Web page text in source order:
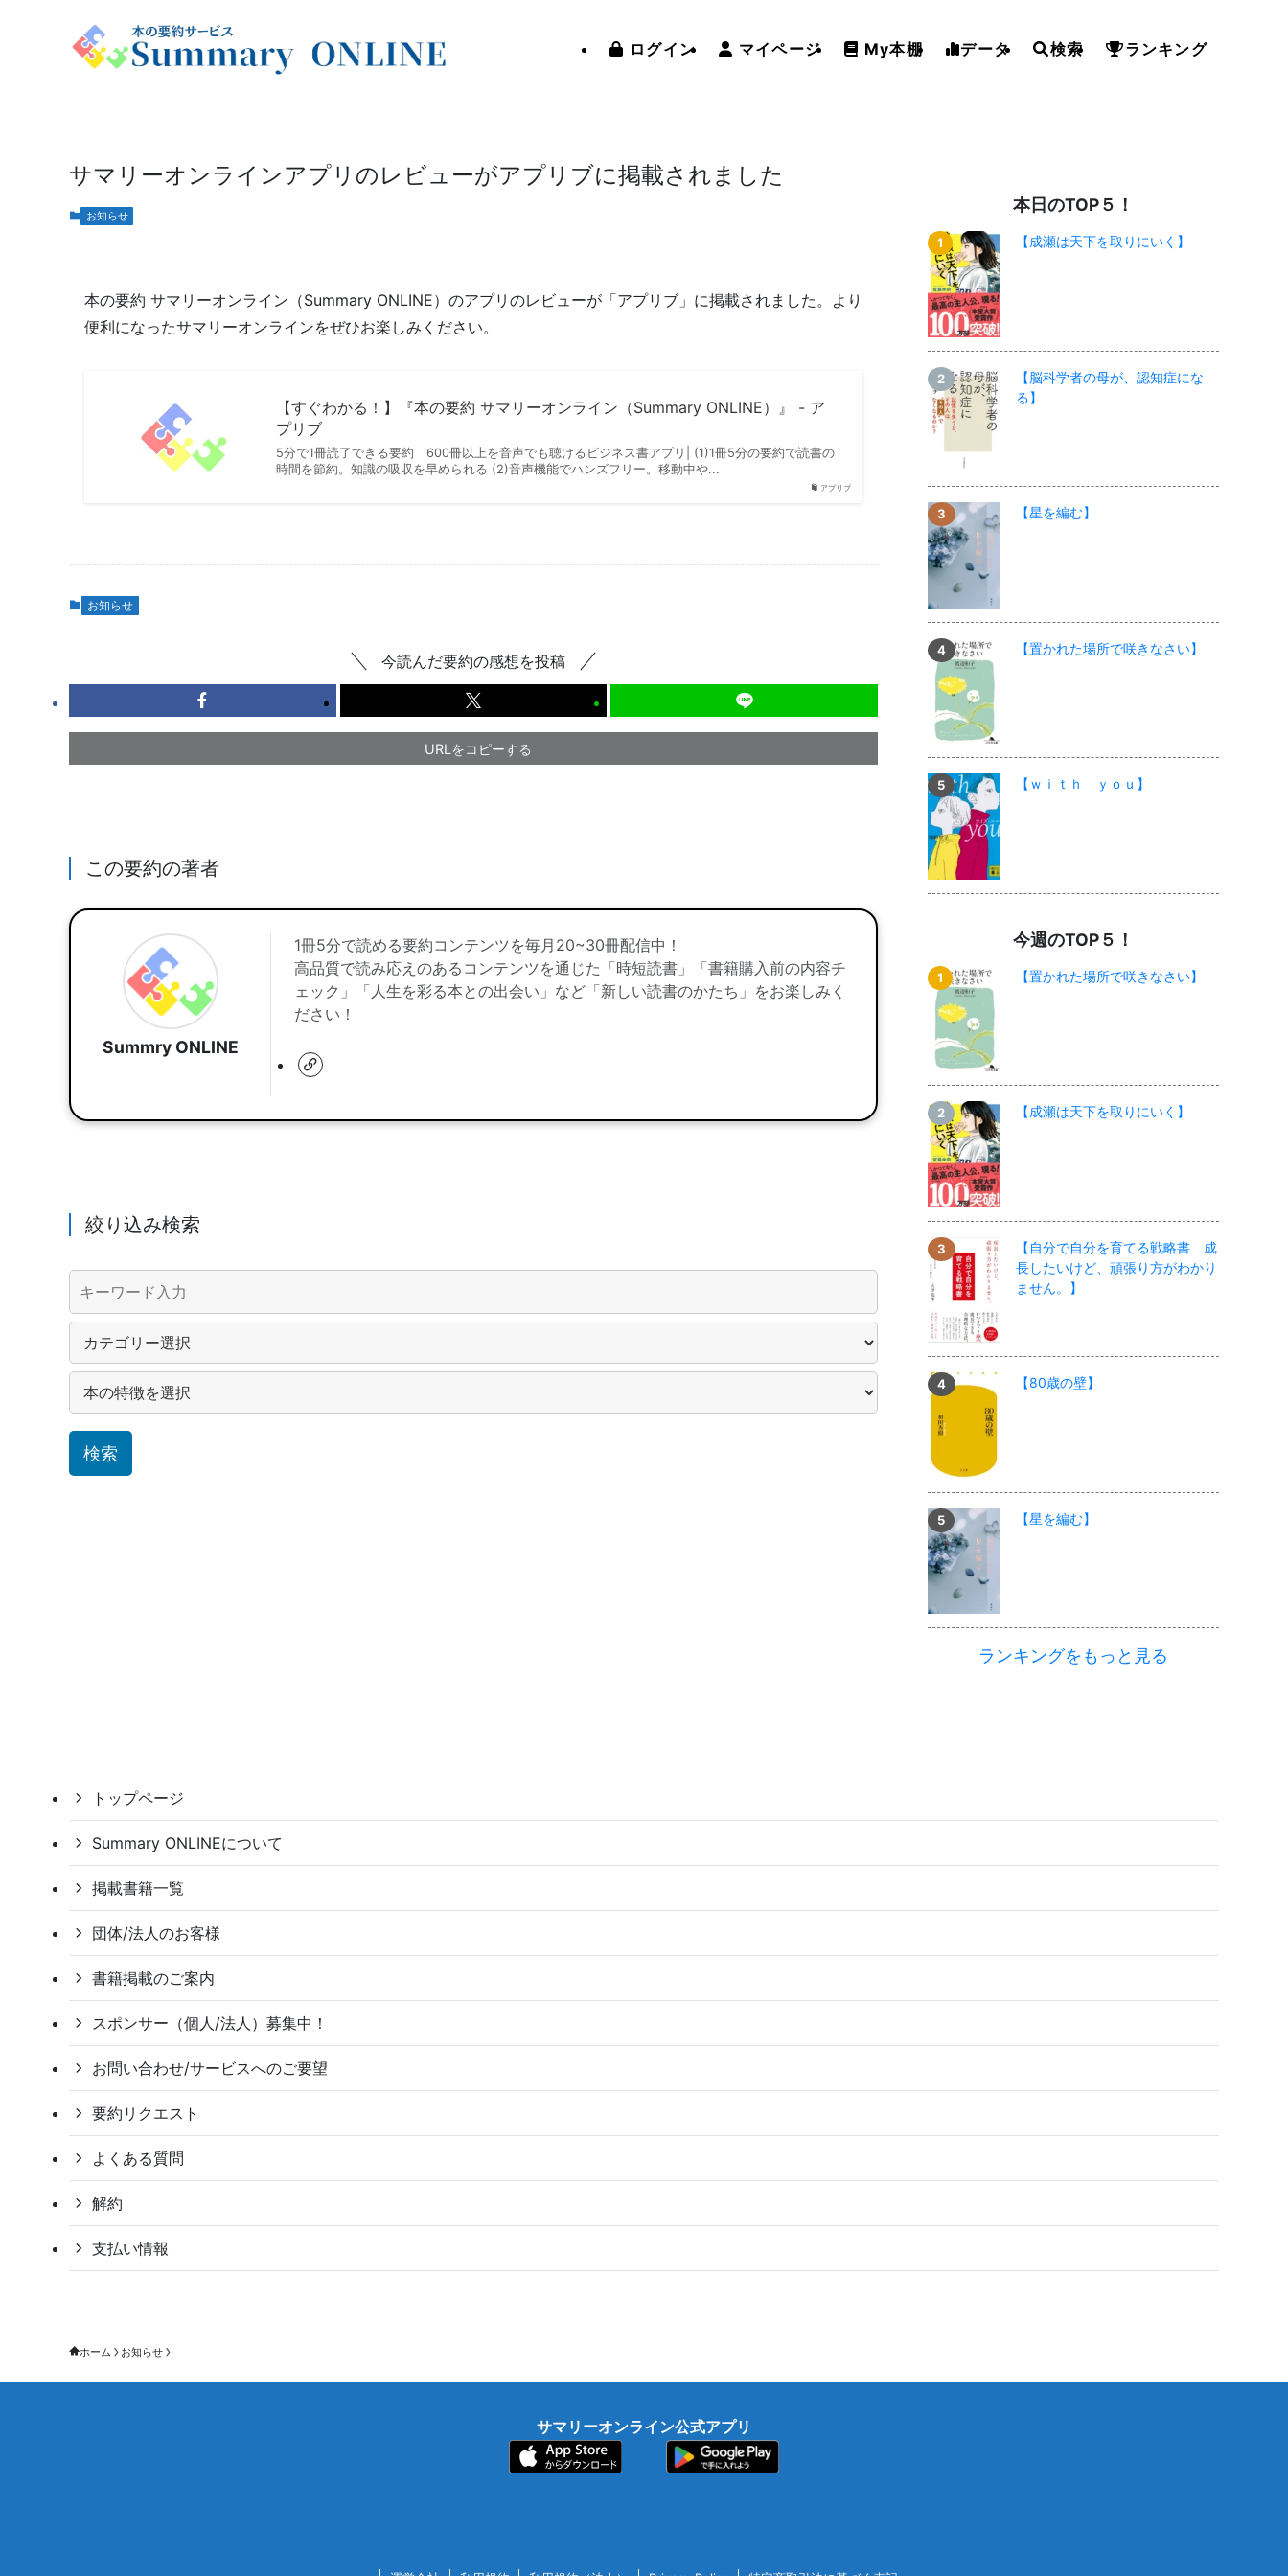
ログイン マイページ My本棚 データ 検索 ランキング
サマリーオンラインアプリのレビューがアプリブに掲載されました
お知らせ
本の要約 サマリーオンライン（Summary ONLINE）のアプリのレビューが「アプリブ」に掲載されました。より
便利になったサマリーオンラインをぜひお楽しみください。
アプリブ
【すぐわかる！】『本の要約 サマリーオンライン（Summary ONLINE）』 - ア
プリブ
5分で1冊読了できる要約 600冊以上を音声でも聴けるビジネス書アプリ| (1)1冊5分の要約で読書の
時間を節約。知識の吸収を早められる (2)音声機能でハンズフリー。移動中や...
お知らせ
今読んだ要約の感想を投稿
URLをコピーする
この要約の著者
Summry ONLINE
1冊5分で読める要約コンテンツを毎月20~30冊配信中！
高品質で読み応えのあるコンテンツを通じた「時短読書」「書籍購入前の内容チ
ェック」「人生を彩る本との出会い」など「新しい読書のかたち」をお楽しみく
ださい！
絞り込み検索
本日のTOP５！
【成瀬は天下を取りにいく】
【脳科学者の母が、認知症にな
る】
【星を編む】
【置かれた場所で咲きなさい】
【ｗｉｔｈ ｙｏｕ】
今週のTOP５！
【置かれた場所で咲きなさい】
【成瀬は天下を取りにいく】
【自分で自分を育てる戦略書 成
長したいけど、頑張り方がわかり
ません。】
【80歳の壁】
【星を編む】
ランキングをもっと見る
トップページ
Summary ONLINEについて
掲載書籍一覧
団体/法人のお客様
書籍掲載のご案内
スポンサー（個人/法人）募集中！
お問い合わせ/サービスへのご要望
要約リクエスト
よくある質問
解約
支払い情報
ホーム お知らせ
サマリーオンライン公式アプリ